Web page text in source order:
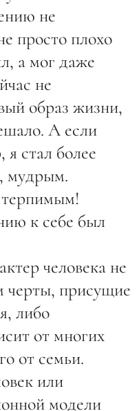
не
просто плохо
а мог даже
не
образ жизни,
А если
я стал более
мудрым.
к себе был
человека не
черты, присущие
либо
от многих
от семьи.
или
модели